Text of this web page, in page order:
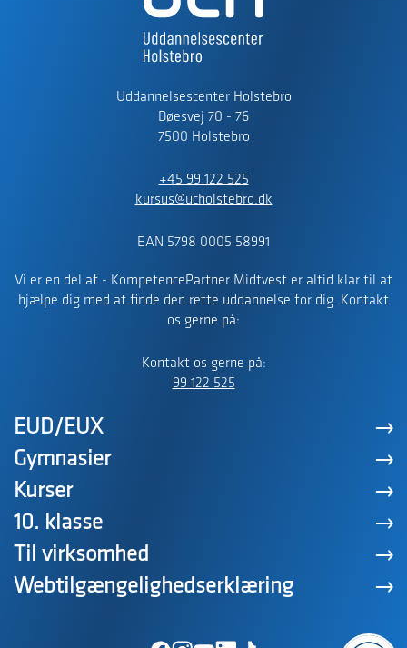
Uddannelsescenter Holstebro
Døesvej 70 - 76
7500 Holstebro
+45 99 122 525
kursus@ucholstebro.dk
EAN 5798 0005 58991
Vi er en del af - KompetencePartner Midtvest er altid klar til at
hjælpe dig med at finde den rette uddannelse for dig. Kontakt
os gerne på:
Kontakt os gerne på:
99 122 525
EUD/EUX
Gymnasier
Kurser
10. klasse
Til virksomhed
Webtilgængelighedserklæring